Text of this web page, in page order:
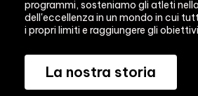
programmi, sosteniamo gli atleti
dell'eccellenza in un mondo in cui
i propri limiti e raggiungere gli
La nostra storia